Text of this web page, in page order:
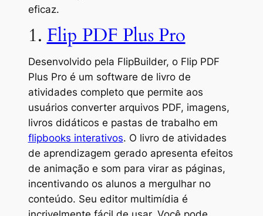
eficaz.
1. Flip PDF Plus Pro
Desenvolvido pela FlipBuilder, o Flip PDF
Plus Pro é um software de livro de
atividades completo que permite aos
usuários converter arquivos PDF, imagens,
livros didáticos e pastas de trabalho em
flipbooks interativos. O livro de atividades
de aprendizagem gerado apresenta efeitos
de animação e som para virar as páginas,
incentivando os alunos a mergulhar no
conteúdo. Seu editor multimídia é